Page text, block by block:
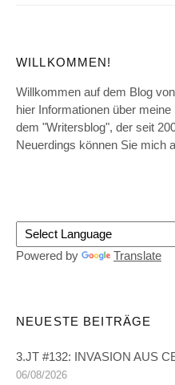
WILLKOMMEN!
Willkommen auf dem Blog
hier Informationen über
dem "Writersblog", der seit
Neuerdings können Sie mich
Powered by Translate
NEUESTE BEITRÄGE
3.JT #132: INVASION AUS
06/08/2026